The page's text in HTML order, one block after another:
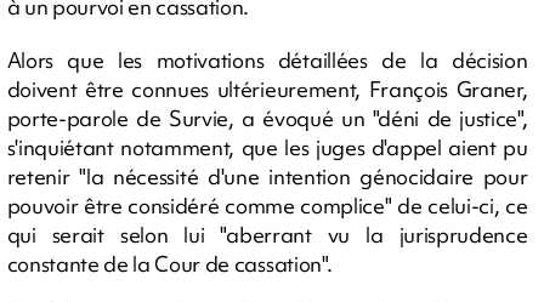
à un pourvoi en cassation.
Alors que les motivations détaillées de la décision
doivent être connues ultérieurement, François Graner,
porte-parole de Survie, a évoqué un "déni de justice",
s'inquiétant notamment, que les juges d'appel aient pu
retenir "la nécessité d'une intention génocidaire pour
pouvoir être considéré comme complice" de celui-ci, ce
qui serait selon lui "aberrant vu la jurisprudence
constante de la Cour de cassation".